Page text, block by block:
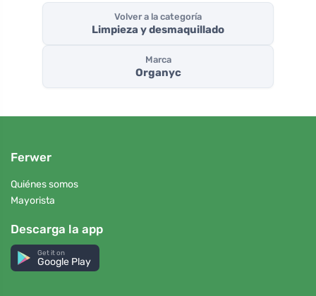
Volver a la categoría
Limpieza y desmaquillado
Marca
Organyc
Ferwer
Quiénes somos
Mayorista
Descarga la app
Get it on
Google Play